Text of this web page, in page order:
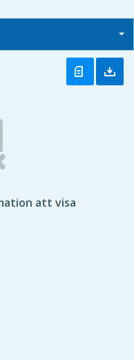
att visa